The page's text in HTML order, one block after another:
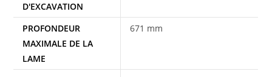
D'EXCAVATION
PROFONDEUR
MAXIMALE DE LA
LAME
671 mm